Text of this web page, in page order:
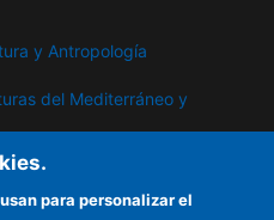
y Antropología
del Mediterráneo y
Públicos
para personalizar el